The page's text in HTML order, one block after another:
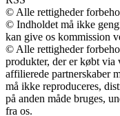
© Alle rettigheder
© Indholdet må ikke
kan give os kommission
© Alle rettigheder
produkter, der er købt via
affilierede partnerskaber
må ikke reproduceres,
på anden måde bruges,
fra os.